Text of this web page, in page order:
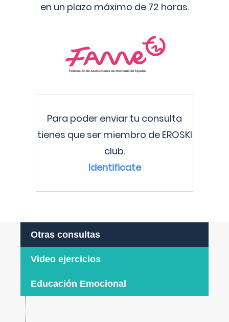
en un plazo máximo de 72 horas.
Para poder enviar tu consulta
tienes que ser miembro de EROSKI
club.
Identificate
Otras consultas
Video ejercicios
Educación Emocional